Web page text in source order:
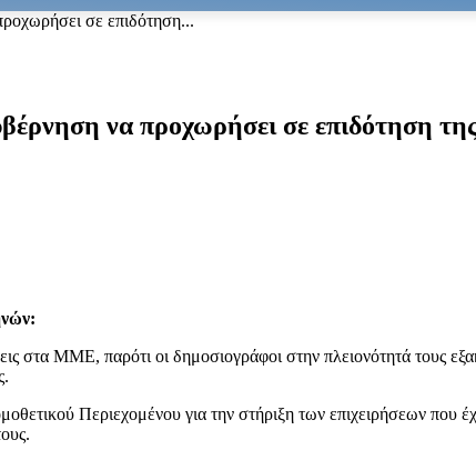
σε επιδότηση...
να προχωρήσει σε επιδότηση της
στα ΜΜΕ, παρότι οι δημοσιογράφοι στην πλειονότητά τους
Περιεχομένου για την στήριξη των επιχειρήσεων που